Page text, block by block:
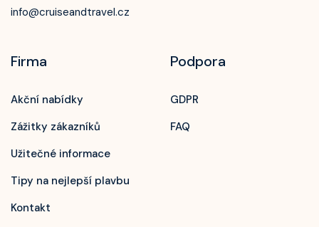
info@cruiseandtravel.cz
Firma
Akční nabídky
Zážitky zákazníků
Užitečné informace
Tipy na nejlepší plavbu
Kontakt
Podpora
GDPR
FAQ